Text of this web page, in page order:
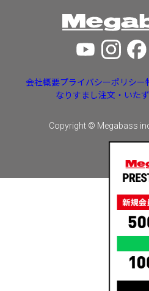
会社概要プライバシーポリシー
なりすまし注文・いた
Copyright © Megabass